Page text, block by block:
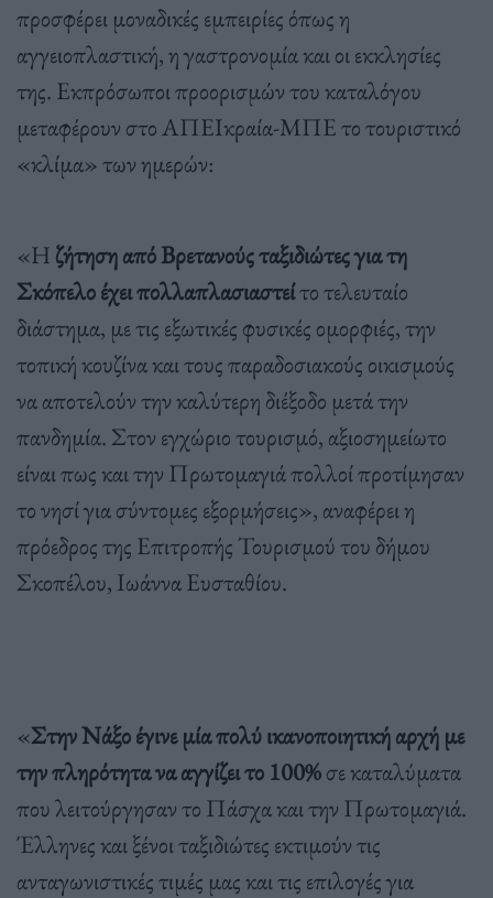
προσφέρει μοναδικές εμπειρίες όπως η
αγγειοπλαστική, η γαστρονομία και οι εκκλησίες
της. Εκπρόσωποι προορισμών του καταλόγου
μεταφέρουν στο ΑΠΕΙκραία-ΜΠΕ το τουριστικό
«κλίμα» των ημερών:
«Η ζήτηση από Βρετανούς ταξιδιώτες για τη
Σκόπελο έχει πολλαπλασιαστείτο τελευταίο
διάστημα, με τις εξωτικές φυσικές ομορφιές, την
τοπική κουζίνα και τους παραδοσιακούς οικισμούς
να αποτελούν την καλύτερη διέξοδο μετά την
πανδημία. Στον εγχώριο τουρισμό, αξιοσημείωτο
είναι πως και την Πρωτομαγιά πολλοί προτίμησαν
το νησί για σύντομες εξορμήσεις», αναφέρει η
πρόεδρος της Επιτροπής Τουρισμού του δήμου
Σκοπέλου, Ιωάννα Ευσταθίου.
«Στην Νάξο έγινε μία πολύ ικανοποιητική αρχή με
την πληρότητα να αγγίζει το 100%σε καταλύματα
που λειτούργησαν το Πάσχα και την Πρωτομαγιά.
Έλληνες και ξένοι ταξιδιώτες εκτιμούν τις
ανταγωνιστικές τιμές μας και τις επιλογές για